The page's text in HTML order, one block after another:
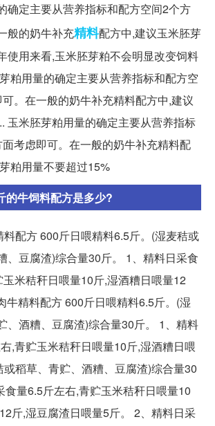
确定主要从营养指标和配方空间2个方
般的奶牛补充精料配方中,建议玉米胚芽
使用来看,玉米胚芽粕不会明显改变饲料
粕用量的确定主要从营养指标和配方空
。在一般的奶牛补充精料配方中,建议
玉米胚芽粕用量的确定主要从营养指标
考虑即可。在一般的奶牛补充精料配
粕用量不要超过15%
的牛饲料配方是多少?
配方 600斤日喂精料6.5斤。(湿麦秸或
、豆腐渣)综合量30斤。 1、精料日采食
米秸秆日喂量10斤,湿酒糟日喂量12
牛精料配方 600斤日喂精料6.5斤。(湿
、酒糟、豆腐渣)综合量30斤。 1、精料
,青贮玉米秸秆日喂量10斤,湿酒糟日喂
或稻草、青贮、酒糟、豆腐渣)综合量30
食量6.5斤左右,青贮玉米秸秆日喂量10
斤,湿豆腐渣日喂量5斤。 2、精料日采